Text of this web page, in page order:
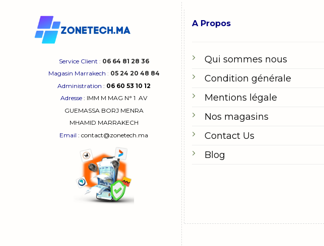
Service Client : 06 64 81 28 36
Magasin Marrakech : 05 24 20 48 84
Administration : 06 60 53 10 12
Adresse : IMM M MAG N° 1AV
GUEMASSA BORJ MENRA
MHAMID MARRAKECH
Email : contact@zonetech.ma
A Propos
Qui sommes nous
Condition générale
Mentions légale
Nos magasins
Contact Us
Blog